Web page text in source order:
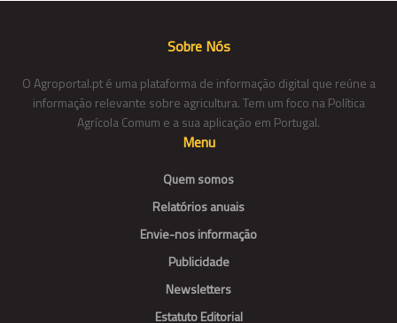
Sobre Nós
O Agroportal.pt é uma plataforma de informação digital que reúne a
informação relevante sobre agricultura. Tem um foco na Política
Agrícola Comum e a sua aplicação em Portugal.
Menu
Quem somos
Relatórios anuais
Envie-nos informação
Publicidade
Newsletters
Estatuto Editorial